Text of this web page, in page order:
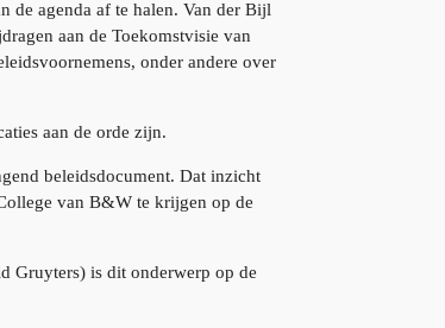
de agenda af te halen. Van der Bijl
aan de Toekomstvisie van
onder andere over
aan de orde zijn.
beleidsdocument. Dat inzicht
van B&W te krijgen op de
Gruyters) is dit onderwerp op de